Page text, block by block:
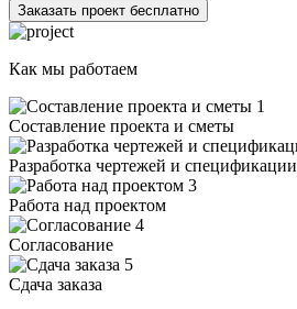
Заказать проект бесплатно
Как мы работаем
1
Составление проекта и сметы
Разработка чертежей и спецификации
3
Работа над проектом
4
Согласование
5
Сдача заказа